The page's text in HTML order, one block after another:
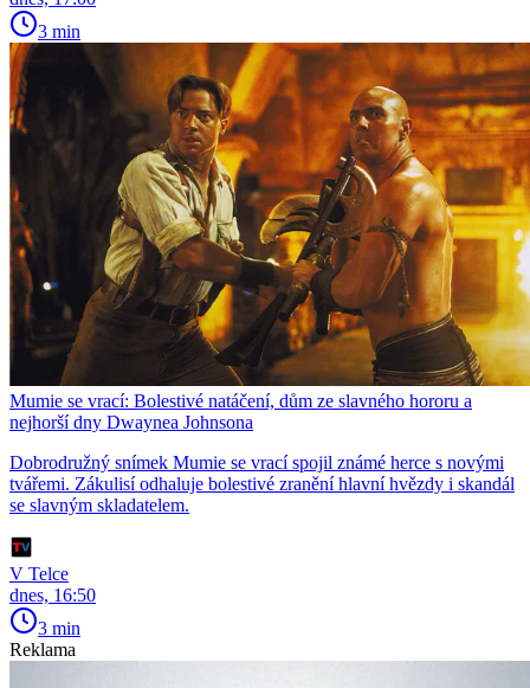
3 min
Mumie se vrací: Bolestivé natáčení, dům ze slavného hororu a
nejhorší dny Dwaynea Johnsona
Dobrodružný snímek Mumie se vrací spojil známé herce s novými
tvářemi. Zákulisí odhaluje bolestivé zranění hlavní hvězdy i skandál
se slavným skladatelem.
V Telce
dnes, 16:50
3 min
Reklama